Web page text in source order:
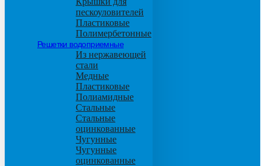
пескоуловителей
Пластиковые
Полимербетонные
Решетки водоприемные
Из нержавеющей
стали
Медные
Пластиковые
Полиамидные
Стальные
Стальные
оцинкованные
Чугунные
Чугунные
оцинкованные